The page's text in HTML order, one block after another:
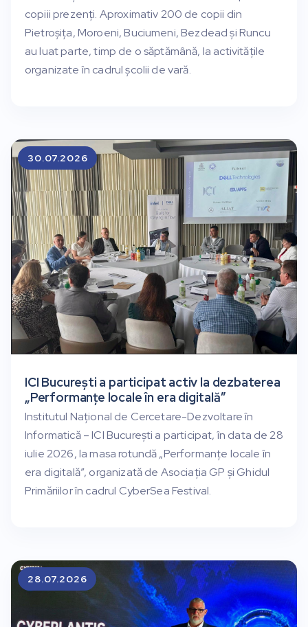
copiii prezenți. Aproximativ 200 de copii din
Pietroșița, Moroeni, Buciumeni, Bezdead și Runcu
au luat parte, timp de o săptămână, la activitățile
organizate în cadrul școlii de vară.
ICI București a participat activ la dezbaterea
„Performanțe locale în era digitală”
Institutul Național de Cercetare-Dezvoltare în
Informatică – ICI București a participat, în data de 28
iulie 2026, la masa rotundă „Performanțe locale în
era digitală”, organizată de Asociația GP și Ghidul
Primăriilor în cadrul CyberSea Festival.
30.07.2026
28.07.2026